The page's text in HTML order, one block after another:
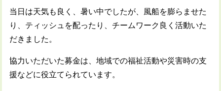
当日は天気も良く、暑い中でしたが、風船を膨らませた
り、ティッシュを配ったり、チームワーク良く活動いた
だきました。
協力いただいた募金は、地域での福祉活動や災害時の支
援などに役立てられています。